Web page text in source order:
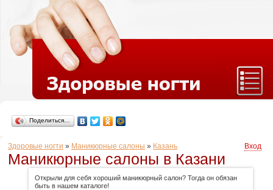
Поделиться…
Здоровые ногти » Маникюрные салоны » Казань Вход
Маникюрные салоны в Казани
Открыли для себя хороший маникюрный салон? Тогда он обязан
быть в нашем каталоге!